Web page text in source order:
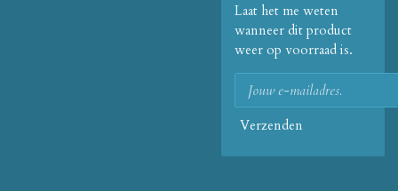
Laat het me weten
wanneer dit product
weer op voorraad is.
Verzenden